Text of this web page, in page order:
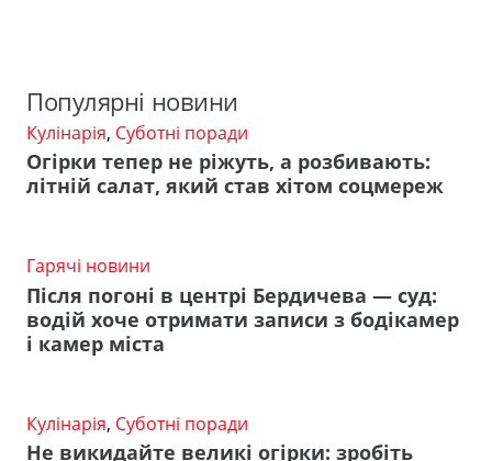
Популярні новини
Кулінарія, Суботні поради
Огірки тепер не ріжуть, а розбивають:
літній салат, який став хітом соцмереж
Гарячі новини
Після погоні в центрі Бердичева — суд:
водій хоче отримати записи з бодікамер
і камер міста
Кулінарія, Суботні поради
Не викидайте великі огірки: зробіть